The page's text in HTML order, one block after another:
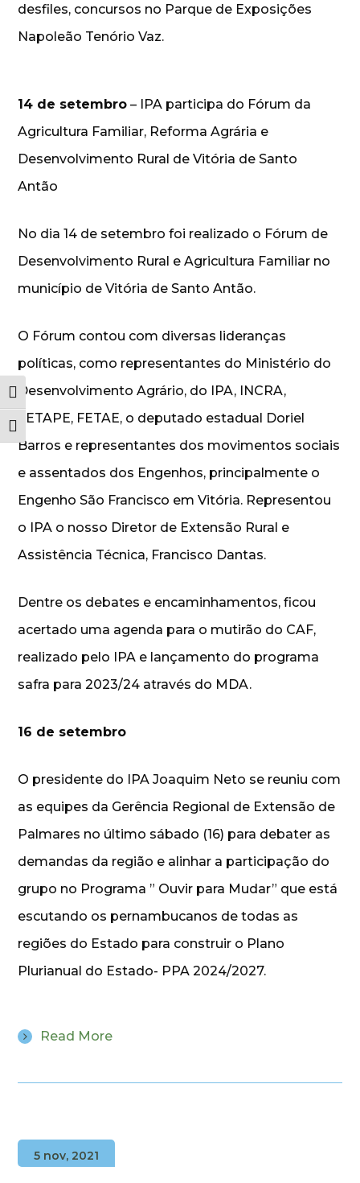
Alternar alto contraste
Alternar tamanho da fonte
desfiles, concursos no Parque de Exposições
Napoleão Tenório Vaz.
14 de setembro – IPA participa do Fórum da
Agricultura Familiar, Reforma Agrária e
Desenvolvimento Rural de Vitória de Santo
Antão
No dia 14 de setembro foi realizado o Fórum de
Desenvolvimento Rural e Agricultura Familiar no
município de Vitória de Santo Antão.
O Fórum contou com diversas lideranças
políticas, como representantes do Ministério do
Desenvolvimento Agrário, do IPA, INCRA,
FETAPE, FETAE, o deputado estadual Doriel
Barros e representantes dos movimentos sociais
e assentados dos Engenhos, principalmente o
Engenho São Francisco em Vitória. Representou
o IPA o nosso Diretor de Extensão Rural e
Assistência Técnica, Francisco Dantas.
Dentre os debates e encaminhamentos, ficou
acertado uma agenda para o mutirão do CAF,
realizado pelo IPA e lançamento do programa
safra para 2023/24 através do MDA.
16 de setembro
O presidente do IPA Joaquim Neto se reuniu com
as equipes da Gerência Regional de Extensão de
Palmares no último sábado (16) para debater as
demandas da região e alinhar a participação do
grupo no Programa ” Ouvir para Mudar” que está
escutando os pernambucanos de todas as
regiões do Estado para construir o Plano
Plurianual do Estado- PPA 2024/2027.
Read More
5 nov, 2021